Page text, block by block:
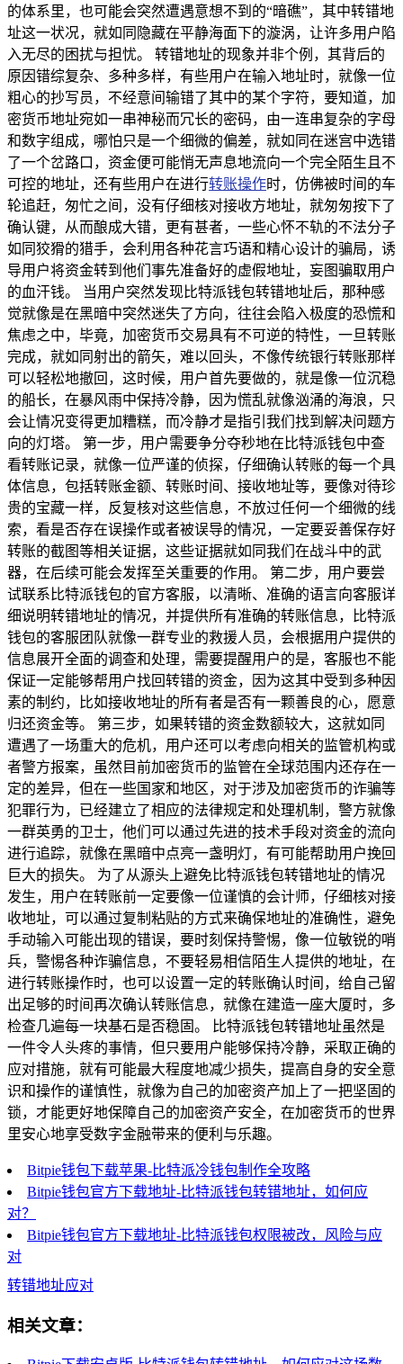
的体系里，也可能会突然遭遇意想不到的“暗礁”，其中转错地
址这一状况，就如同隐藏在平静海面下的漩涡，让许多用户陷
入无尽的困扰与担忧。 转错地址的现象并非个例，其背后的
原因错综复杂、多种多样，有些用户在输入地址时，就像一位
粗心的抄写员，不经意间输错了其中的某个字符，要知道，加
密货币地址宛如一串神秘而冗长的密码，由一连串复杂的字母
和数字组成，哪怕只是一个细微的偏差，就如同在迷宫中选错
了一个岔路口，资金便可能悄无声息地流向一个完全陌生且不
可控的地址，还有些用户在进行转账操作时，仿佛被时间的车
轮追赶，匆忙之间，没有仔细核对接收方地址，就匆匆按下了
确认键，从而酿成大错，更有甚者，一些心怀不轨的不法分子
如同狡猾的猎手，会利用各种花言巧语和精心设计的骗局，诱
导用户将资金转到他们事先准备好的虚假地址，妄图骗取用户
的血汗钱。 当用户突然发现比特派钱包转错地址后，那种感
觉就像是在黑暗中突然迷失了方向，往往会陷入极度的恐慌和
焦虑之中，毕竟，加密货币交易具有不可逆的特性，一旦转账
完成，就如同射出的箭矢，难以回头，不像传统银行转账那样
可以轻松地撤回，这时候，用户首先要做的，就是像一位沉稳
的船长，在暴风雨中保持冷静，因为慌乱就像汹涌的海浪，只
会让情况变得更加糟糕，而冷静才是指引我们找到解决问题方
向的灯塔。 第一步，用户需要争分夺秒地在比特派钱包中查
看转账记录，就像一位严谨的侦探，仔细确认转账的每一个具
体信息，包括转账金额、转账时间、接收地址等，要像对待珍
贵的宝藏一样，反复核对这些信息，不放过任何一个细微的线
索，看是否存在误操作或者被误导的情况，一定要妥善保存好
转账的截图等相关证据，这些证据就如同我们在战斗中的武
器，在后续可能会发挥至关重要的作用。 第二步，用户要尝
试联系比特派钱包的官方客服，以清晰、准确的语言向客服详
细说明转错地址的情况，并提供所有准确的转账信息，比特派
钱包的客服团队就像一群专业的救援人员，会根据用户提供的
信息展开全面的调查和处理，需要提醒用户的是，客服也不能
保证一定能够帮用户找回转错的资金，因为这其中受到多种因
素的制约，比如接收地址的所有者是否有一颗善良的心，愿意
归还资金等。 第三步，如果转错的资金数额较大，这就如同
遭遇了一场重大的危机，用户还可以考虑向相关的监管机构或
者警方报案，虽然目前加密货币的监管在全球范围内还存在一
定的差异，但在一些国家和地区，对于涉及加密货币的诈骗等
犯罪行为，已经建立了相应的法律规定和处理机制，警方就像
一群英勇的卫士，他们可以通过先进的技术手段对资金的流向
进行追踪，就像在黑暗中点亮一盏明灯，有可能帮助用户挽回
巨大的损失。 为了从源头上避免比特派钱包转错地址的情况
发生，用户在转账前一定要像一位谨慎的会计师，仔细核对接
收地址，可以通过复制粘贴的方式来确保地址的准确性，避免
手动输入可能出现的错误，要时刻保持警惕，像一位敏锐的哨
兵，警惕各种诈骗信息，不要轻易相信陌生人提供的地址，在
进行转账操作时，也可以设置一定的转账确认时间，给自己留
出足够的时间再次确认转账信息，就像在建造一座大厦时，多
检查几遍每一块基石是否稳固。 比特派钱包转错地址虽然是
一件令人头疼的事情，但只要用户能够保持冷静，采取正确的
应对措施，就有可能最大程度地减少损失，提高自身的安全意
识和操作的谨慎性，就像为自己的加密资产加上了一把坚固的
锁，才能更好地保障自己的加密资产安全，在加密货币的世界
里安心地享受数字金融带来的便利与乐趣。
Bitpie钱包下载苹果-比特派冷钱包制作全攻略
Bitpie钱包官方下载地址-比特派钱包转错地址，如何应
对？
Bitpie钱包官方下载地址-比特派钱包权限被改，风险与应
对
转错地址应对
相关文章：